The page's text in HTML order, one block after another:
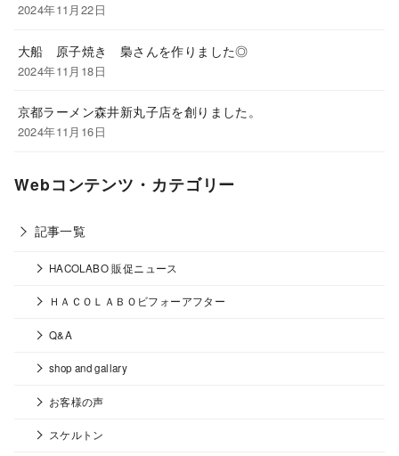
2024年11月22日
大船 原子焼き 梟さんを作りました◎
2024年11月18日
京都ラーメン森井新丸子店を創りました。
2024年11月16日
Webコンテンツ・カテゴリー
記事一覧
HACOLABO 販促ニュース
ＨＡＣＯＬＡＢＯビフォーアフター
Q&A
shop and gallary
お客様の声
スケルトン